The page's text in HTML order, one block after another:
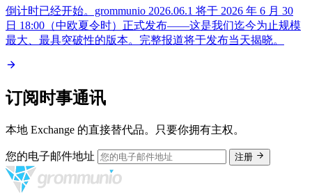
倒计时已经开始。grommunio 2026.06.1 将于 2026 年 6 月 30
日 18:00（中欧夏令时）正式发布——这是我们迄今为止规模
最大、最具突破性的版本。完整报道将于发布当天揭晓。
订阅时事通讯
本地 Exchange 的直接替代品。只要你拥有主权。
您的电子邮件地址 注册